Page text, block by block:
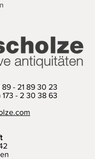
Ablagemöglichkeit
auf Anfrage
- 2 30 38 63
89 - 21 89 30 23